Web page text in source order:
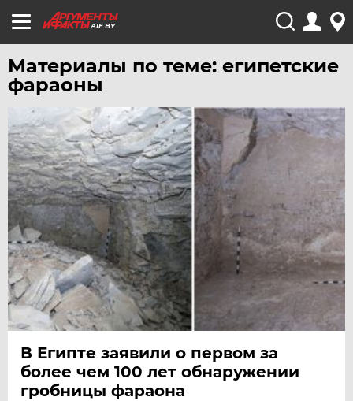
AIF.BY
Материалы по теме: египетские
фараоны
В Египте заявили о первом за
более чем 100 лет обнаружении
гробницы фараона